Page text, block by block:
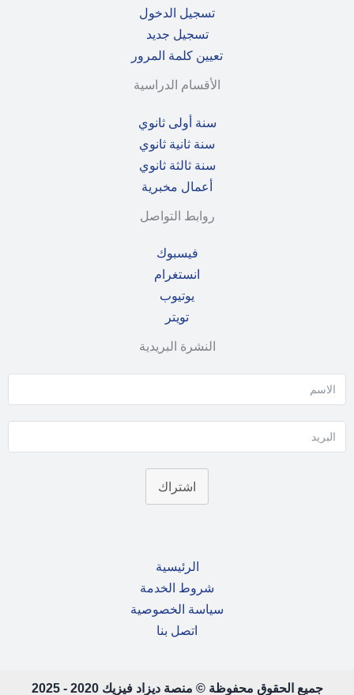
تسجيل الدخول
تسجيل جديد
تعيين كلمة المرور
الأقسام الدراسية
سنة أولى ثانوي
سنة ثانية ثانوي
سنة ثالثة ثانوي
أعمال مخبرية
روابط التواصل
فيسبوك
انستغرام
يوتيوب
تويتر
النشرة البريدية
اشتراك
الرئيسية
شروط الخدمة
سياسة الخصوصية
اتصل بنا
جميع الحقوق محفوظة © منصة ديزاد فيزيك 2020 - 2025